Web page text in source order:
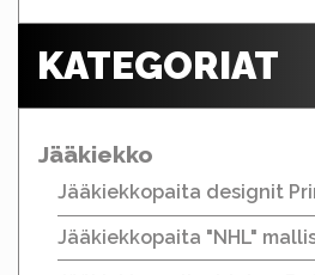
KATEGORIAT
Jääkiekko
Jääkiekkopaita designit
Jääkiekkopaita "NHL"